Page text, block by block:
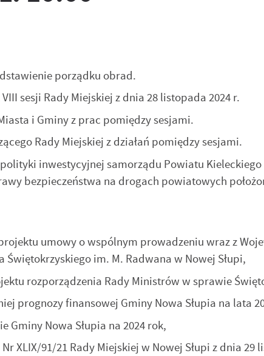
porządku obrad.
sesji Rady Miejskiej z dnia 28 listopada 2024 r.
i Gminy z prac pomiędzy sesjami.
Rady Miejskiej z działań pomiędzy sesjami.
inwestycyjnej samorządu Powiatu
bezpieczeństwa na drogach powiatowych
umowy o wspólnym prowadzeniu wraz z
im. M. Radwana w Nowej Słupi,
rozporządzenia Rady Ministrów w sprawie
finansowej Gminy Nowa Słupia na lata
Nowa Słupia na 2024 rok,
XLIX/91/21 Rady Miejskiej w Nowej Słupi z dnia 29